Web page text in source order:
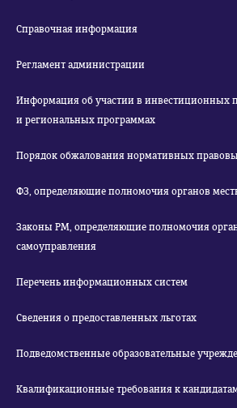
Справочная информация
Регламент администрации
Информация об участии в инвестиционных
и региональных программах
Порядок обжалования нормативных
ФЗ, определяющие полномочия органов
Законы РМ, определяющие полномочия
самоуправления
Перечень информационных систем
Сведения о предоставленных льготах
Подведомственные образовательные
Квалификационные требования к